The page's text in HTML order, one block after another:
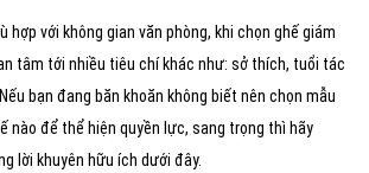
hợp với không gian văn phòng, khi chọn ghế giám
tâm tới nhiều tiêu chí khác như: sở thích, tuổi tác
bạn đang băn khoăn không biết nên chọn mẫu
nào để thể hiện quyền lực, sang trọng thì hãy
lời khuyên hữu ích dưới đây.